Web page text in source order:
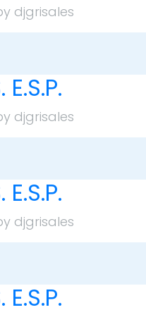
djgrisales
E.S.P.
djgrisales
E.S.P.
djgrisales
E.S.P.